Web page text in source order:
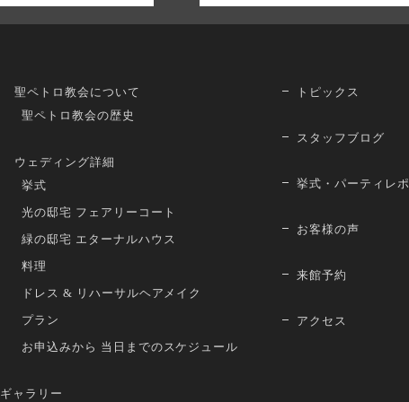
聖ペトロ教会について
聖ペトロ教会の歴史
ウェディング詳細
挙式
光の邸宅 フェアリーコート
緑の邸宅 エターナルハウス
料理
ドレス & リハーサルヘアメイク
プラン
お申込みから 当日までのスケジュール
ギャラリー
トピックス
スタッフブログ
挙式・パーティレ
お客様の声
来館予約
アクセス